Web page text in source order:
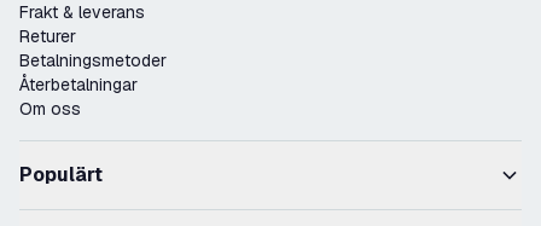
Frakt & leverans
Returer
Betalningsmetoder
Återbetalningar
Om oss
Populärt